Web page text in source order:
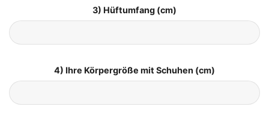
3) Hüftumfang (cm)
4) Ihre Körpergröße mit Schuhen (cm)